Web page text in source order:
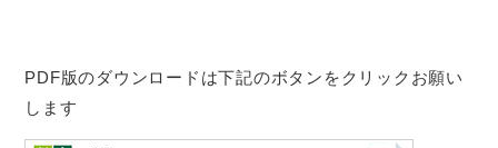
PDF版のダウンロードは下記のボタンをクリックお願い
します